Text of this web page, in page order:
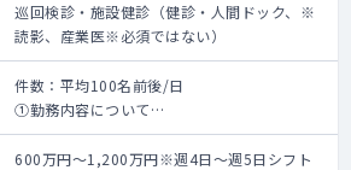
巡回検診・施設健診（健診・人間ドック、※
読影、産業医※必須ではない）
件数：平均100名前後/日
①勤務内容について
・一週間の勤務例 ： 健診3～4日、読影判
定1日など。
600万円～1,200万円※週4日～週5日シフト